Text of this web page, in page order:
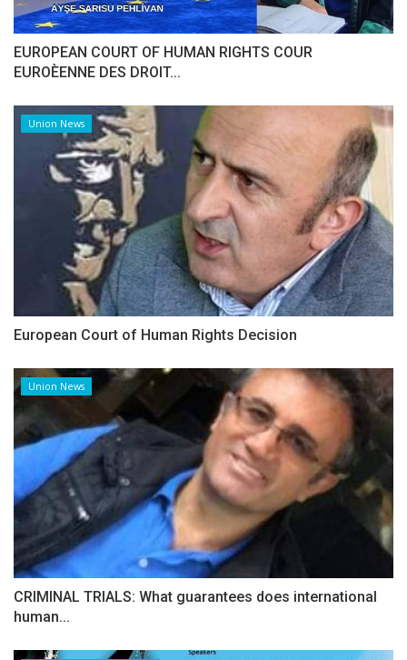
EUROPEAN COURT OF HUMAN RIGHTS COUR
EUROÈENNE DES DROIT...
Union News
European Court of Human Rights Decision
Union News
CRIMINAL TRIALS: What guarantees does international
human...